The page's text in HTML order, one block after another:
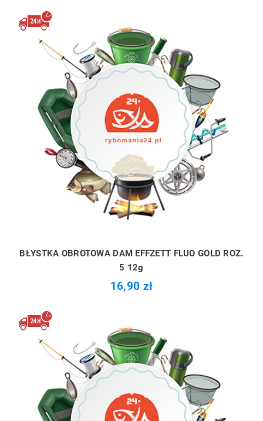
BŁYSTKA OBROTOWA DAM EFFZETT FLUO GOLD ROZ.
5 12g
16,90 zł